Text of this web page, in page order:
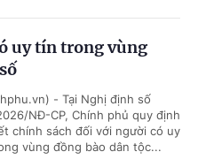
uy tín trong vùng
- Tại Nghị định số
NĐ-CP, Chính phủ quy định
chính sách đối với người có uy
vùng đồng bào dân tộc...